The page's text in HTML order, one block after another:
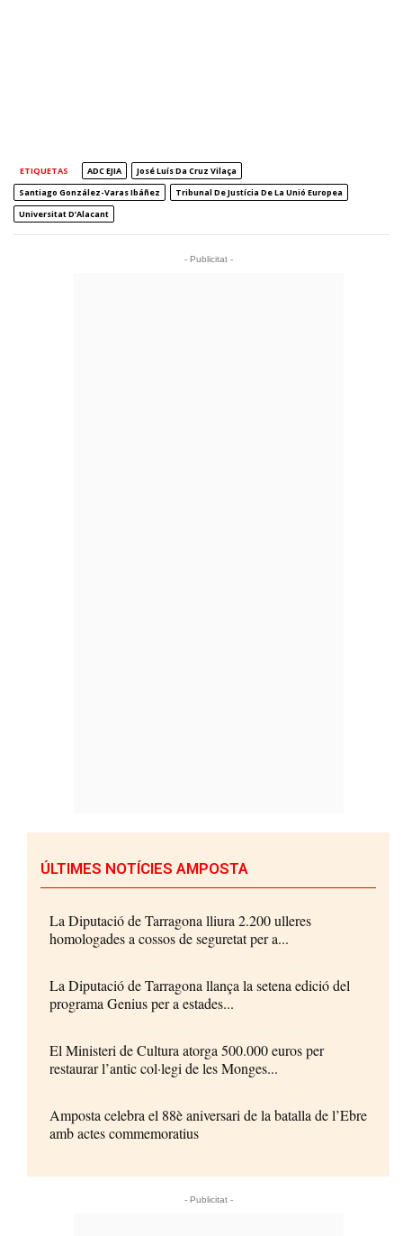
ETIQUETAS ADC EJIA
José Luís Da Cruz Vilaça
Santiago González-Varas Ibáñez
Tribunal De Justícia De La Unió Europea
Universitat D’Alacant
- Publicitat -
ÚLTIMES NOTÍCIES AMPOSTA
La Diputació de Tarragona lliura 2.200 ulleres
homologades a cossos de seguretat per a...
La Diputació de Tarragona llança la setena edició del
programa Genius per a estades...
El Ministeri de Cultura atorga 500.000 euros per
restaurar l’antic col·legi de les Monges...
Amposta celebra el 88è aniversari de la batalla de l’Ebre
amb actes commemoratius
- Publicitat -